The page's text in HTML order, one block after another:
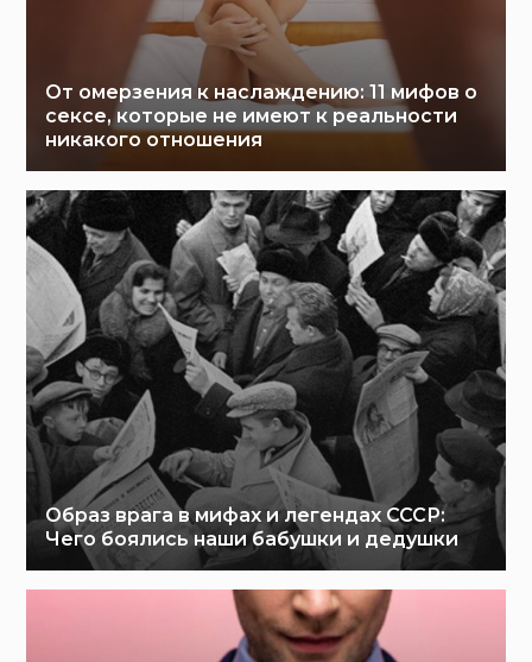
От омерзения к наслаждению: 11 мифов о
сексе, которые не имеют к реальности
никакого отношения
Образ врага в мифах и легендах СССР:
Чего боялись наши бабушки и дедушки